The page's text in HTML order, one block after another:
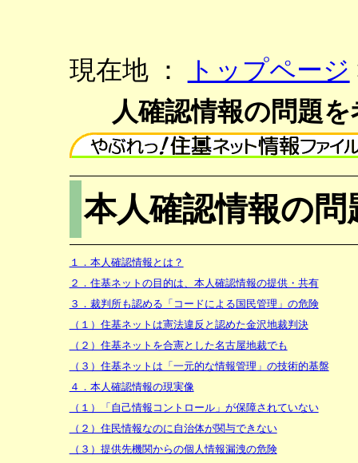
現在地 ： トップページ
人確認情報の問題
本人確認情報の
１．本人確認情報とは？
２．住基ネットの目的は、本人確認情報の提供・共有
３．裁判所も認める「コードによる国民管理」の危険
（１）住基ネットは憲法違反と認めた金沢地裁判決
（２）住基ネットを合憲とした名古屋地裁でも
（３）住基ネットは「一元的な情報管理」の技術的基盤
４．本人確認情報の現実像
（１）「自己情報コントロール」が保障されていない
（２）住民情報なのに自治体が関与できない
（３）提供先機関からの個人情報漏洩の危険